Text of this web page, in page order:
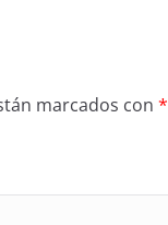
marcados con *